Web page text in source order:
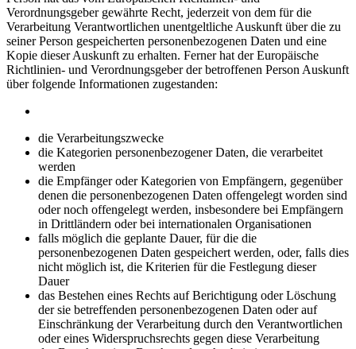
Verordnungsgeber gewährte Recht, jederzeit von dem für die
Verarbeitung Verantwortlichen unentgeltliche Auskunft über die zu
seiner Person gespeicherten personenbezogenen Daten und eine
Kopie dieser Auskunft zu erhalten. Ferner hat der Europäische
Richtlinien- und Verordnungsgeber der betroffenen Person Auskunft
über folgende Informationen zugestanden:
die Verarbeitungszwecke
die Kategorien personenbezogener Daten, die verarbeitet
werden
die Empfänger oder Kategorien von Empfängern, gegenüber
denen die personenbezogenen Daten offengelegt worden sind
oder noch offengelegt werden, insbesondere bei Empfängern
in Drittländern oder bei internationalen Organisationen
falls möglich die geplante Dauer, für die die
personenbezogenen Daten gespeichert werden, oder, falls dies
nicht möglich ist, die Kriterien für die Festlegung dieser
Dauer
das Bestehen eines Rechts auf Berichtigung oder Löschung
der sie betreffenden personenbezogenen Daten oder auf
Einschränkung der Verarbeitung durch den Verantwortlichen
oder eines Widerspruchsrechts gegen diese Verarbeitung